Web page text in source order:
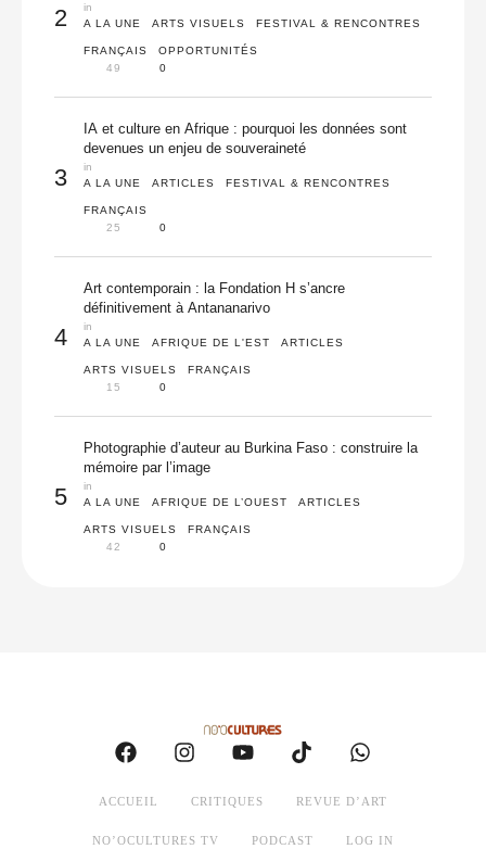
2
in
A LA UNE
ARTS VISUELS FESTIVAL & RENCONTRES
FRANÇAIS
OPPORTUNITÉS
49
0
3
IA et culture en Afrique : pourquoi les données sont
devenues un enjeu de souveraineté
in
A LA UNE
ARTICLES FESTIVAL & RENCONTRES
FRANÇAIS
25
0
4
Art contemporain : la Fondation H s’ancre
définitivement à Antananarivo
in
A LA UNE
AFRIQUE DE L'EST ARTICLES
ARTS VISUELS
FRANÇAIS
15
0
5
Photographie d’auteur au Burkina Faso : construire la
mémoire par l’image
in
A LA UNE
AFRIQUE DE L’OUEST ARTICLES
ARTS VISUELS
FRANÇAIS
42
0
ACCUEIL CRITIQUES REVUE D’ART
NO’OCULTURES TV PODCAST LOG IN